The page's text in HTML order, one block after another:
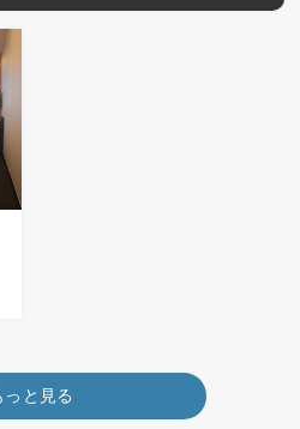
っと見る